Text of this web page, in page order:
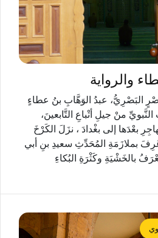
والرواية
البَصْرِيُّ، عبدُ الوَهَّابِ بنُ عطاءٍ
منْ جيلِ أتْباعِ التَّابعينَ،
بعْدَها إلى بغْدادَ ، نزَلَ الكَرْخَ
بملازَمَةِ المُحَدِّثِ سعيدِ بنِ أبي
بالخَشْيَةِ وكَثْرَةِ البُكاءِ